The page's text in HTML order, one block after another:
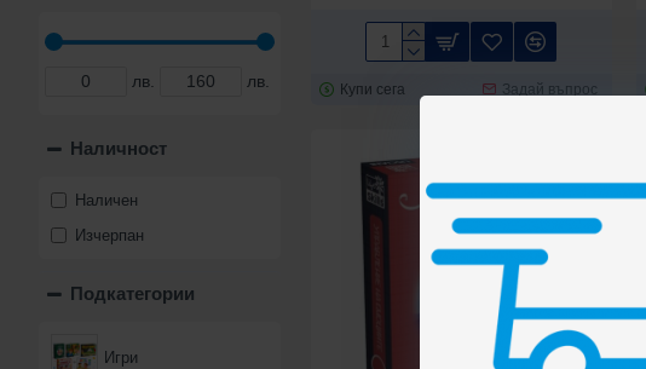
лв. лв.
Подкатегории
Игри
Наличност
Наличен
Изчерпан
Купи сега Задай въпрос